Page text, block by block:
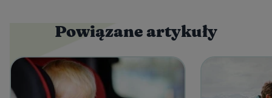
Powiązane artykuły